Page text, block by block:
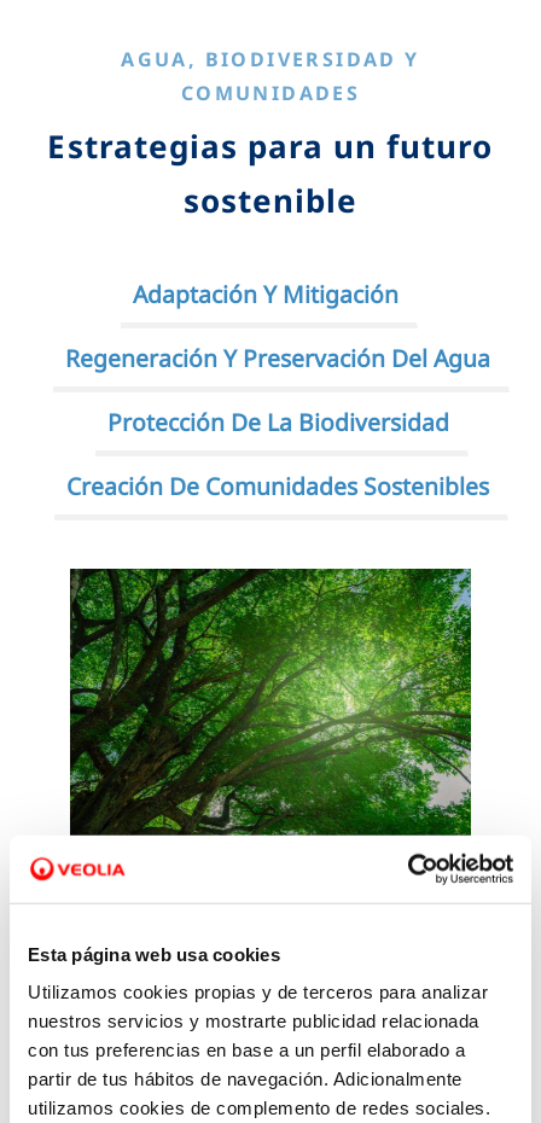
Esta página web usa cookies
Utilizamos cookies propias y de terceros para analizar
nuestros servicios y mostrarte publicidad relacionada
con tus preferencias en base a un perfil elaborado a
partir de tus hábitos de navegación. Adicionalmente
utilizamos cookies de complemento de redes sociales.
AGUA, BIODIVERSIDAD Y
COMUNIDADES
Estrategias para un futuro
sostenible
Adaptación Y Mitigación
Regeneración Y Preservación Del Agua
Protección De La Biodiversidad
Creación De Comunidades Sostenibles
Adaptación y mitigación
Impulsamos tecnologías,
soluciones y medidas para